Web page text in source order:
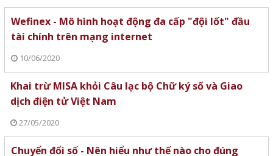
Wefinex - Mô hình hoạt động đa cấp "đội lốt" đầu
tài chính trên mạng internet
10/06/2020
Khai trừ MISA khỏi Câu lạc bộ Chữ ký số và Giao
dịch điện tử Việt Nam
27/05/2020
Chuyển đổi số - Nên hiểu như thế nào cho đúng